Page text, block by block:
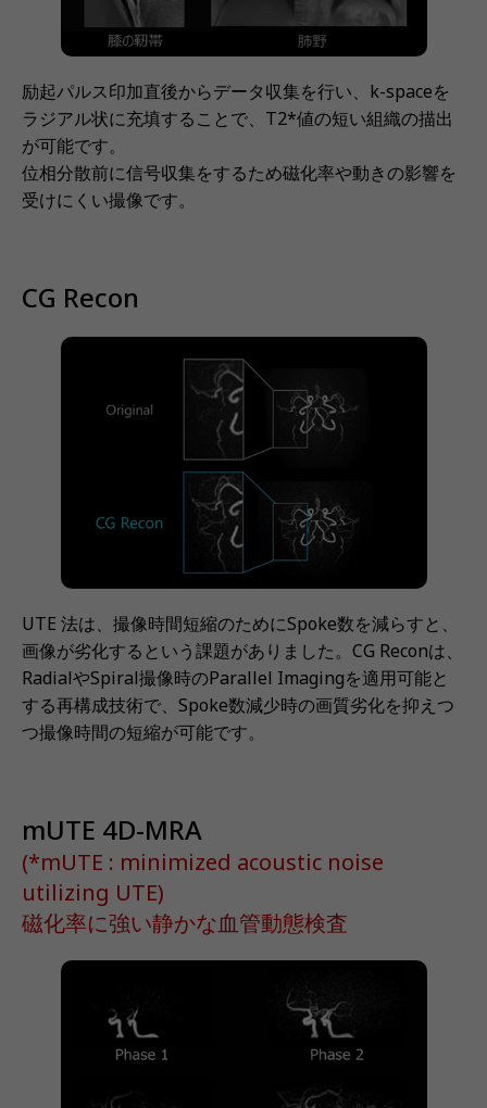
励起パルス印加直後からデータ収集を行い、k-spaceを
ラジアル状に充填することで、T2*値の短い組織の描出
が可能です。
位相分散前に信号収集をするため磁化率や動きの影響を
受けにくい撮像です。
CG Recon
UTE 法は、撮像時間短縮のためにSpoke数を減らすと、
画像が劣化するという課題がありました。CG Reconは、
RadialやSpiral撮像時のParallel Imagingを適用可能と
する再構成技術で、Spoke数減少時の画質劣化を抑えつ
つ撮像時間の短縮が可能です。
(*mUTE : minimized acoustic noise
utilizing UTE)
磁化率に強い静かな血管動態検査
mUTE 4D-MRA